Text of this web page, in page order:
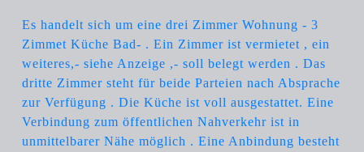
Es handelt sich um eine drei Zimmer Wohnung - 3
Zimmet Küche Bad- . Ein Zimmer ist vermietet , ein
weiteres,- siehe Anzeige ,- soll belegt werden . Das
dritte Zimmer steht für beide Parteien nach Absprache
zur Verfügung . Die Küche ist voll ausgestattet. Eine
Verbindung zum öffentlichen Nahverkehr ist in
unmittelbarer Nähe möglich . Eine Anbindung besteht